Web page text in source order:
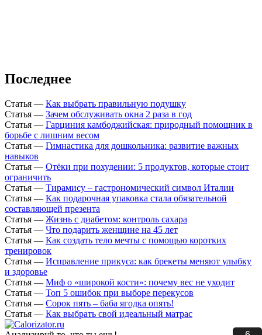
Последнее
Статья — Как выбрать правильную подушку
Статья — Зачем обслуживать окна 2 раза в год
Статья — Гарциния камбоджийская: природный помощник в
борьбе с лишним весом
Статья — Гимнастика для дошкольника: развитие важных
навыков
Статья — Отёки при похудении: 5 продуктов, которые стоит
ограничить
Статья — Тирамису – гастрономический символ Италии
Статья — Как подарочная упаковка стала обязательной
составляющей презента
Статья — Жизнь с диабетом: контроль сахара
Статья — Что подарить женщине на 45 лет
Статья — Как создать тело мечты с помощью коротких
тренировок
Статья — Исправление прикуса: как брекеты меняют улыбку
и здоровье
Статья — Миф о «широкой кости»: почему вес не уходит
Статья — Топ 5 ошибок при выборе перекусов
Статья — Сорок пять – баба ягодка опять!
Статья — Как выбрать свой идеальный матрас